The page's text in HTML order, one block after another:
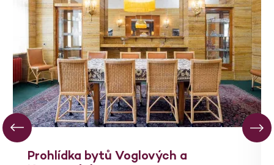
Prohlídka bytů Voglových a